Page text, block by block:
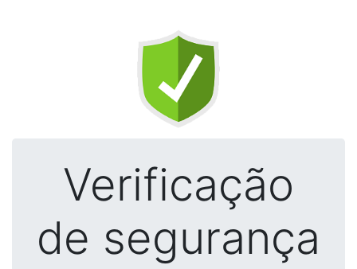
Verificação
de segurança